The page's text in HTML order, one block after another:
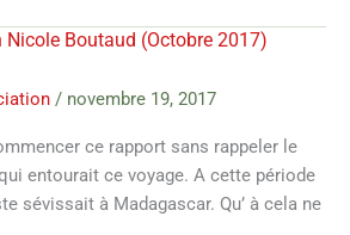
Boutaud (Octobre 2017)
/ novembre 19, 2017
ce rapport sans rappeler le
entourait ce voyage. A cette période
sévissait à Madagascar. Qu’ à cela ne